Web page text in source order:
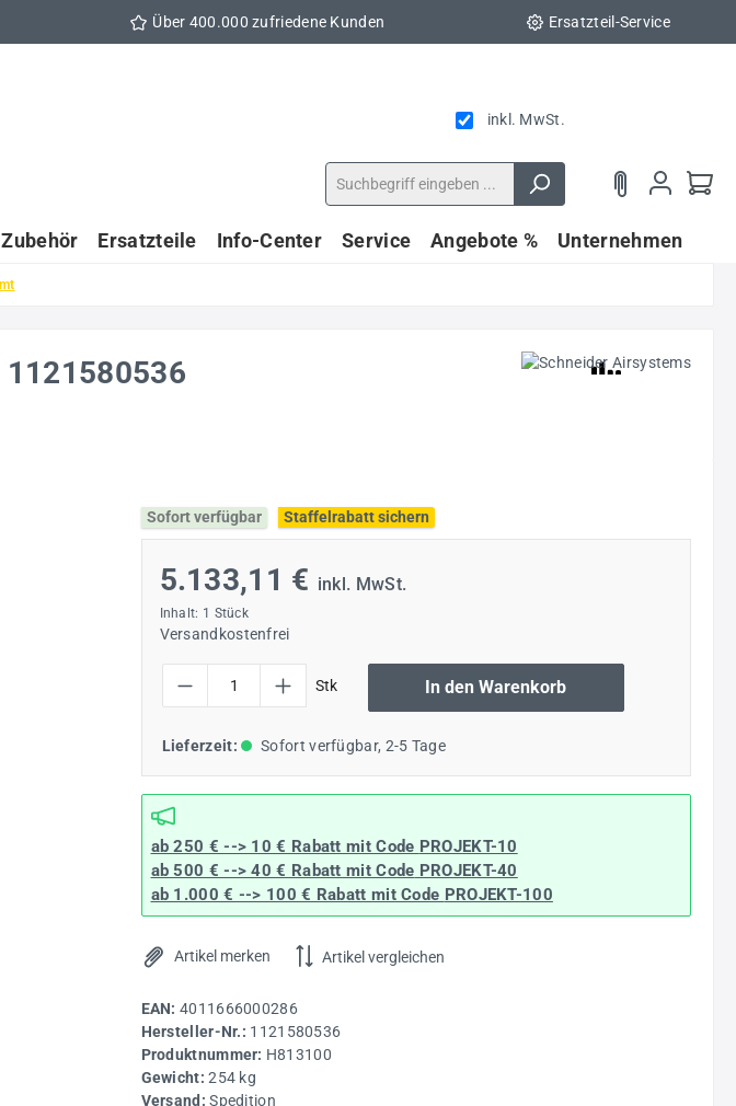
Über 400.000 zufriedene Kunden Ersatzteil-Service
inkl. MwSt.
Zubehör Ersatzteile Info-Center Service Angebote % Unternehmen
Sofort verfügbar
Staffelrabatt sichern
5.133,11 € inkl. MwSt.
Inhalt: 1 Stück
Versandkostenfrei
Stk In den Warenkorb
Lieferzeit: Sofort verfügbar, 2-5 Tage
ab 250 € --> 10 € Rabatt mit Code PROJEKT-10
ab 500 € --> 40 € Rabattmit Code PROJEKT-40
ab 1.000 € --> 100 € Rabatt mit Code PROJEKT-100
Artikel merken Artikel vergleichen
EAN: 4011666000286
Hersteller-Nr.: 1121580536
Produktnummer: H813100
Gewicht:254 kg
Versand:Spedition